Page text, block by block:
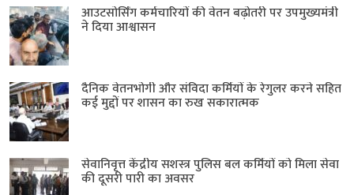
आउटसोर्सिंग कर्मचारियों की वेतन बढ़ोतरी पर उपमुख्यमंत्री
ने दिया आश्वासन
दैनिक वेतनभोगी और संविदा कर्मियों के रेगुलर करने सहित
कई मुद्दों पर शासन का रुख सकारात्मक
सेवानिवृत्त केंद्रीय सशस्त्र पुलिस बल ​कर्मियों को मिला सेवा
की दूसरी पारी का अवसर